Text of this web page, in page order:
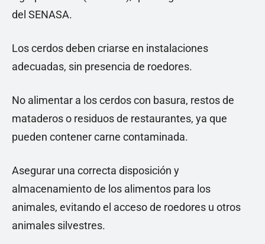
del SENASA.
Los cerdos deben criarse en instalaciones
adecuadas, sin presencia de roedores.
No alimentar a los cerdos con basura, restos de
mataderos o residuos de restaurantes, ya que
pueden contener carne contaminada.
Asegurar una correcta disposición y
almacenamiento de los alimentos para los
animales, evitando el acceso de roedores u otros
animales silvestres.